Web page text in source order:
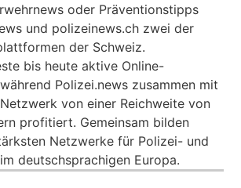
oder Präventionstipps
und polizeinews.ch zwei der
der Schweiz.
bis heute aktive Online-
Polizei.news zusammen mit
von einer Reichweite von
profitiert. Gemeinsam bilden
Netzwerke für Polizei- und
deutschsprachigen Europa.